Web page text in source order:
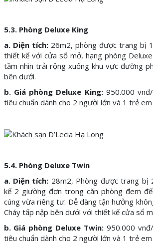
5.3. Phòng Deluxe King
a. Diện tích: 26m2, phòng được trang bị
thiết kế với cửa sổ mở, hạng phòng
tầm nhìn trải rộng xuống khu vực đường
bên dưới.
b. Giá phòng Deluxe King: 950.000
tiêu chuẩn dành cho 2 người lớn và 1 trẻ
5.4. Phòng Deluxe Twin
a. Diện tích: 28m2, Phòng được trang bị
kế 2 giường đơn trong căn phòng đem
cúng vừa riêng tư. Dễ dàng tận hưởng
Cháy tấp nập bên dưới với thiết kế cửa sổ
b. Giá phòng Deluxe Twin:950.000
tiêu chuẩn dành cho 2 người lớn và 1 trẻ